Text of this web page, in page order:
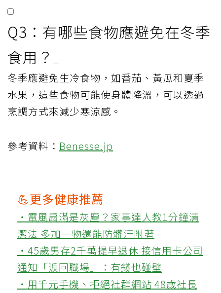
Q3：有哪些食物應避免在冬季
食用？
冬季應避免生冷食物，如番茄、黃瓜和夏季
水果，這些食物可能使身體降溫，可以透過
烹調方式來減少寒涼感。
參考資料： Benesse.jp
💪更多健康推薦
‧電風扇滿是灰塵？家事達人教1分鐘清
潔法 多加一物還能防髒汙附著
‧45歲男存2千萬提早退休 接信用卡公司
通知「淚回職場」：有錢也碰壁
‧用千元手機、拒絕社群網站 48歲社長